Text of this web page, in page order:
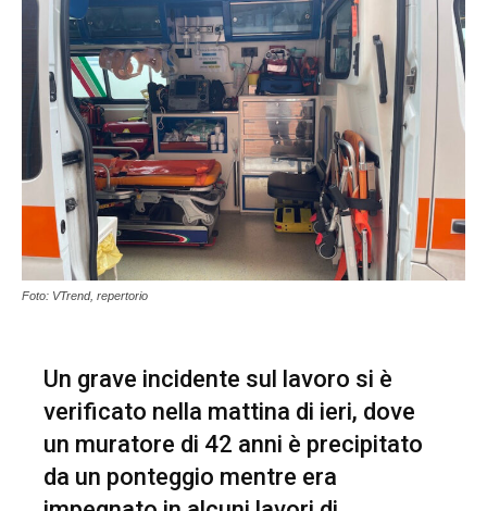
Foto: VTrend, repertorio
Un grave incidente sul lavoro si è
verificato nella mattina di ieri, dove
un muratore di 42 anni è precipitato
da un ponteggio mentre era